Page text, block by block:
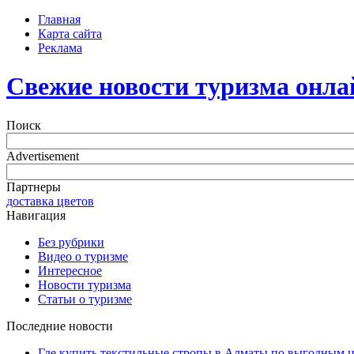
Главная
Карта сайта
Реклама
Свежие новости туризма
Поиск
Advertisement
Партнеры
доставка цветов
Навигация
Без рубрики
Видео о туризме
Интересное
Новости туризма
Статьи о туризме
Последние новости